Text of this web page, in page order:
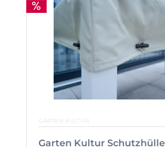
GARTEN KULTUR
Garten Kultur